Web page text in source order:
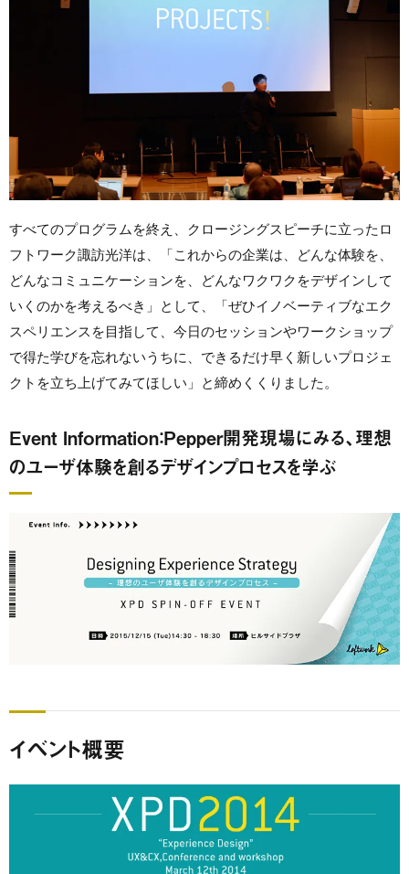
すべてのプログラムを終え、クロージングスピーチに立ったロ
フトワーク諏訪光洋は、「これからの企業は、どんな体験を、
どんなコミュニケーションを、どんなワクワクをデザインして
いくのかを考えるべき」として、「ぜひイノベーティブなエク
スペリエンスを目指して、今日のセッションやワークショップ
で得た学びを忘れないうちに、できるだけ早く新しいプロジェ
クトを立ち上げてみてほしい」と締めくくりました。
Event Information：Pepper開発現場にみる、理想
のユーザ体験を創るデザインプロセスを学ぶ
イベント概要